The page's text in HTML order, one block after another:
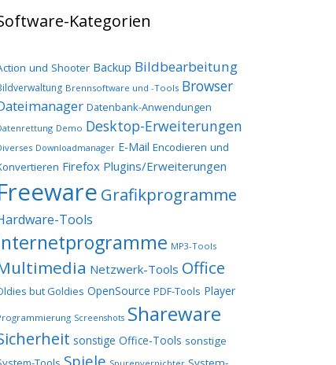
Kategorien
und Shooter Backup Bildbearbeitung
Brennsoftware und -Tools Browser
Datenbank-Anwendungen
Demo Desktop-Erweiterungen
Downloadmanager E-Mail Encodieren und
Firefox Plugins/Erweiterungen
Grafikprogramme
Tools
MP3-Tools
Netzwerk-Tools Office
but Goldies OpenSource PDF-Tools Player
Screenshots Shareware
sonstige Office-Tools sonstige
Spiele